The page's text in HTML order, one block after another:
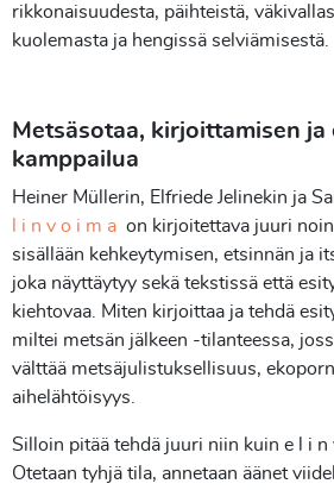
rikkonaisuudesta, päihteistä,
kuolemasta ja hengissä selviämisestä.
Metsäsotaa, kirjoittamisen ja
kamppailua
Heiner Müllerin, Elfriede Jelinekin ja
l i n v o i m a on kirjoitettava juuri
sisällään kehkeytymisen, etsinnän ja
joka näyttäytyy sekä tekstissä että
kiehtovaa. Miten kirjoittaa ja tehdä
miltei metsän jälkeen -tilanteessa,
välttää metsäjulistuksellisuus,
aihelähtöisyys.
Silloin pitää tehdä juuri niin kuin e l i n
Otetaan tyhjä tila, annetaan äänet